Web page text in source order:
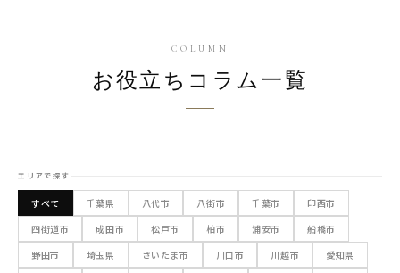
COLUMN
お役立ちコラム一覧
エリアで探す
すべて 千葉県 八代市 八街市 千葉市
印西市
四街道市
成田市 松戸市 柏市 浦安市
船橋市
野田市
埼玉県 さいたま市 川口市 川越市
愛知県